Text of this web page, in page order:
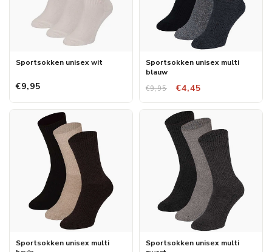
Sportsokken unisex wit
€9,95
Sportsokken unisex multi
blauw
€9,95 €4,45
Sportsokken unisex multi
Sportsokken unisex multi